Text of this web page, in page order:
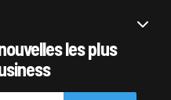
les plus